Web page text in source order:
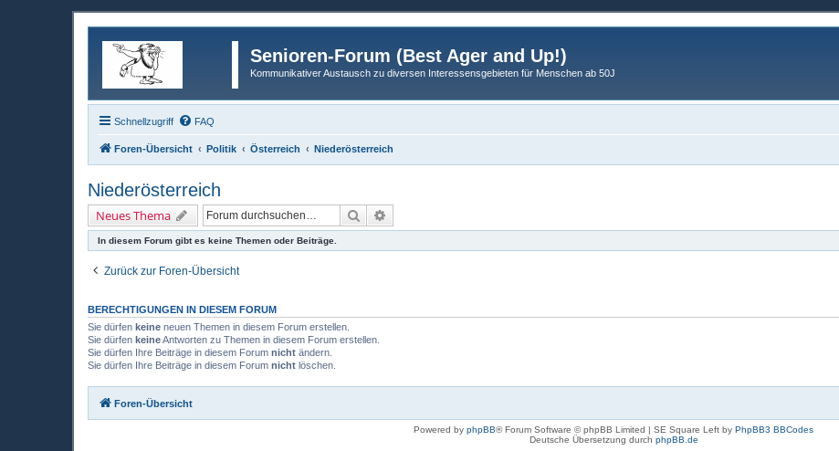
Senioren-Forum (Best Ager and Up!)
Kommunikativer Austausch zu diversen Interessensgebieten für Menschen ab 50J
Schnellzugriff FAQ
Foren-Übersicht Politik Österreich Niederösterreich
Niederösterreich
Neues Thema Suche
In diesem Forum gibt es keine Themen oder Beiträge.
Zurück zur Foren-Übersicht
BERECHTIGUNGEN IN DIESEM FORUM
Sie dürfen keine neuen Themen in diesem Forum erstellen.
Sie dürfen keineAntworten zu Themen in diesem Forum erstellen.
Sie dürfen Ihre Beiträge in diesem Forum nicht ändern.
Sie dürfen Ihre Beiträge in diesem Forum nicht löschen.
Foren-Übersicht
Powered by phpBB® Forum Software © phpBB Limited | SE Square Left by PhpBB3 BBCodes
Deutsche Übersetzung durch phpBB.de